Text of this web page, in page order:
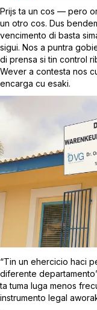
Prijs ta un cos — pero
un otro cos. Dus
vencimento di basta
sigui. Nos a puntra
di prensa si tin control
Wever a contesta nos
encarga cu esaki.
“Tin un ehercicio haci
diferente
ta tuma luga menos
instrumento legal